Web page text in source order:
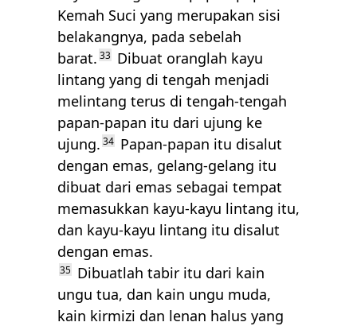
Kemah Suci yang merupakan sisi
belakangnya, pada sebelah
barat. 33
Dibuat oranglah kayu
lintang yang di tengah menjadi
melintang terus di tengah-tengah
papan-papan itu dari ujung ke
ujung. 34 Papan-papan itu disalut
dengan emas, gelang-gelang itu
dibuat dari emas sebagai tempat
memasukkan kayu-kayu lintang itu,
dan kayu-kayu lintang itu disalut
dengan emas.
35
Dibuatlah tabir itu dari kain
ungu tua, dan kain ungu muda,
kain kirmizi dan lenan halus yang